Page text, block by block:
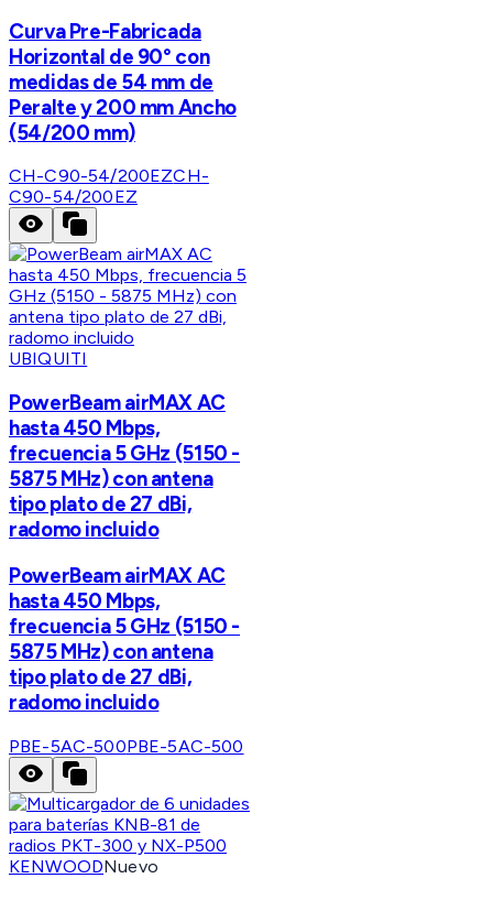
Curva Pre-Fabricada
Horizontal de 90° con
medidas de 54 mm de
Peralte y 200 mm Ancho
(54/200 mm)
CH-C90-54/200EZCH-
C90-54/200EZ
UBIQUITI
PowerBeam airMAX AC
hasta 450 Mbps,
frecuencia 5 GHz (5150 -
5875 MHz) con antena
tipo plato de 27 dBi,
radomo incluido
PowerBeam airMAX AC
hasta 450 Mbps,
frecuencia 5 GHz (5150 -
5875 MHz) con antena
tipo plato de 27 dBi,
radomo incluido
PBE-5AC-500PBE-5AC-500
KENWOODNuevo